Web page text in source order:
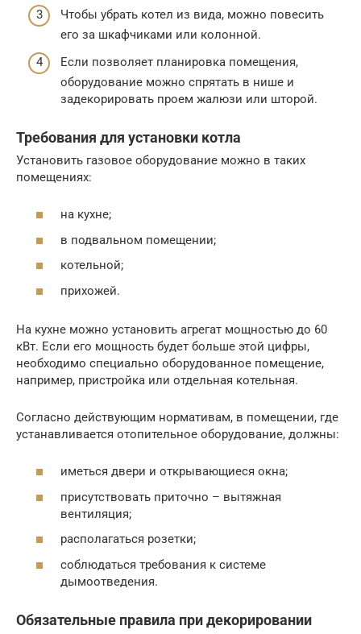
Чтобы убрать котел из вида, можно повесить
его за шкафчиками или колонной.
Если позволяет планировка помещения,
оборудование можно спрятать в нише и
задекорировать проем жалюзи или шторой.
Требования для установки котла
Установить газовое оборудование можно в таких
помещениях:
на кухне;
в подвальном помещении;
котельной;
прихожей.
На кухне можно установить агрегат мощностью до 60
кВт. Если его мощность будет больше этой цифры,
необходимо специально оборудованное помещение,
например, пристройка или отдельная котельная.
Согласно действующим нормативам, в помещении, где
устанавливается отопительное оборудование, должны:
иметься двери и открывающиеся окна;
присутствовать приточно – вытяжная
вентиляция;
располагаться розетки;
соблюдаться требования к системе
дымоотведения.
Обязательные правила при декорировании